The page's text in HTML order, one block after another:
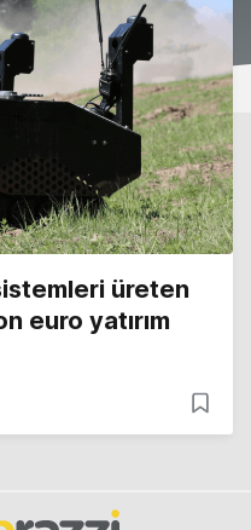
üreten
euro yatırım